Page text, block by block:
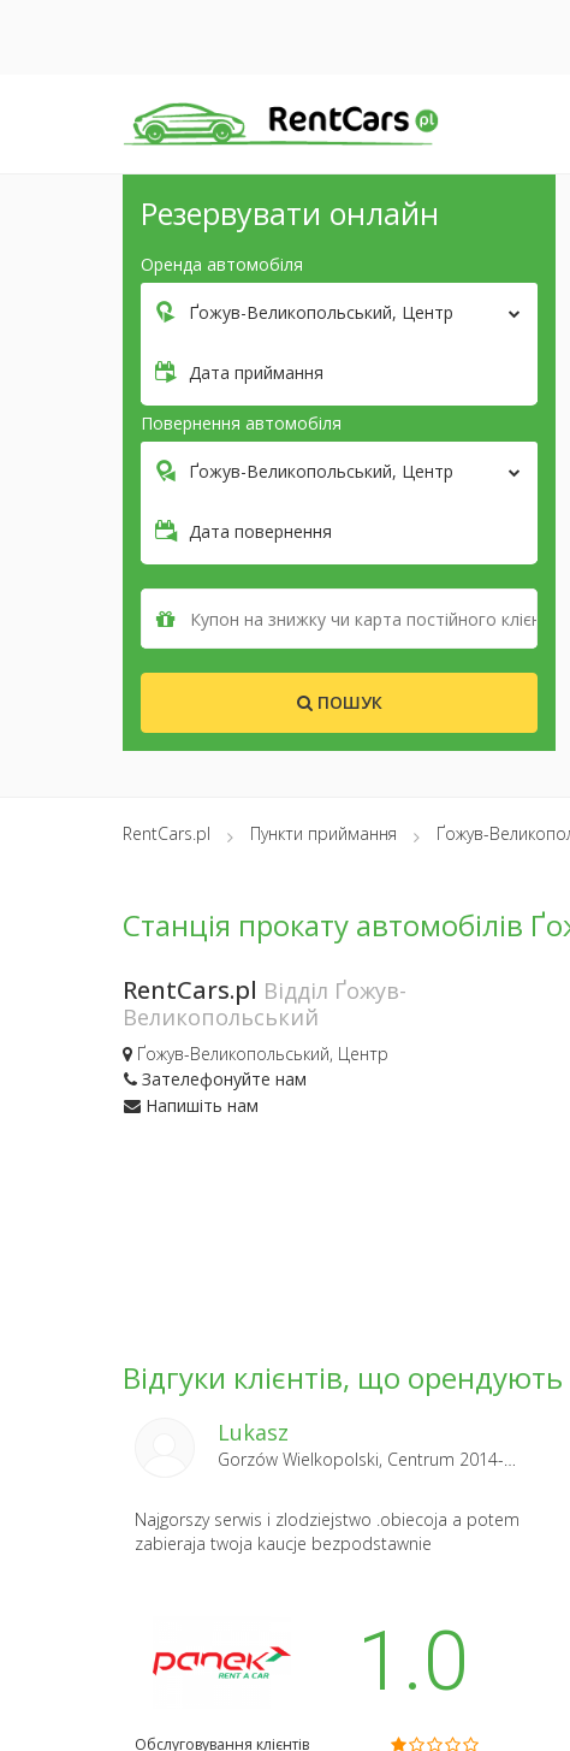
Резервувати онлайн
Оренда автомобіля
Ґожув-Великопольський, Центр
Дата приймання
Повернення автомобіля
Ґожув-Великопольський, Центр
Дата повернення
ПОШУК
RentCars.pl Пункти приймання Ґожув-
Станція прокату автомобілів
RentCars.pl Відділ Ґожув-
Великопольський
Ґожув-Великопольський, Центр
Зателефонуйте нам
Напишіть нам
Відгуки клієнтів, що
Lukasz
Najgorszy serwis i zlodziejstwo .obiecoja a potem
zabieraja twoja kaucje bezpodstawnie
1.0
Обслуговування клієнтів